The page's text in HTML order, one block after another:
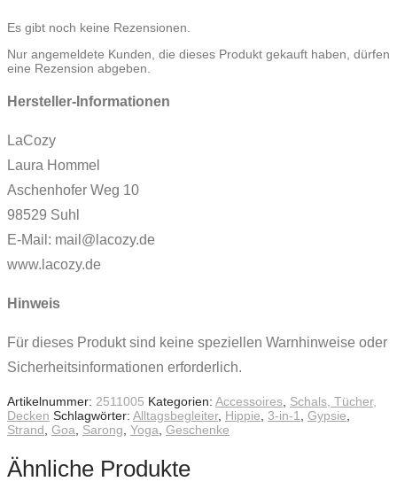
Es gibt noch keine Rezensionen.
Nur angemeldete Kunden, die dieses Produkt gekauft haben, dürfen
eine Rezension abgeben.
Hersteller-Informationen
LaCozy
Laura Hommel
Aschenhofer Weg 10
98529 Suhl
E-Mail: mail@lacozy.de
www.lacozy.de
Hinweis
Für dieses Produkt sind keine speziellen Warnhinweise oder
Sicherheitsinformationen erforderlich.
Artikelnummer: 2511005 Kategorien: Accessoires Schals, Tücher,
Decken Schlagwörter: Alltagsbegleiter, Hippie 3-in-1 Gypsie
Strand Goa Sarong Yoga Geschenke
Ähnliche Produkte